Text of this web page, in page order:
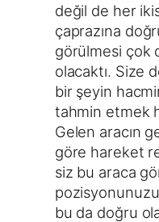
değil de her
çaprazına
görülmesi çok
olacaktı. Size
bir şeyin
tahmin etmek
Gelen aracın
göre hareket
siz bu araca
bu da doğru